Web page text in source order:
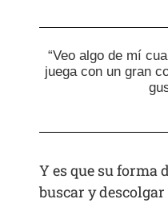
“Veo algo de mí
juega con un gran
Y es que su forma
buscar y